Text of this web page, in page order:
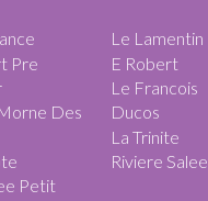
Le Lamentin
Pre
E Robert
Le Francois
Des
Ducos
La Trinite
Riviere Salee
Petit